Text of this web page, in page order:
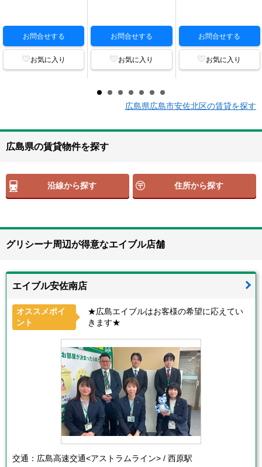
お問合せする
お気に入り
お問合せする
お気に入り
お問合せする
お気に入り
広島県広島市安佐北区の賃貸を探す
広島県の賃貸物件を探す
沿線から探す 住所から探す
グリシーナ周辺が得意なエイブル店舗
エイブル安佐南店
オススメポイ
ント
★広島エイブルはお客様の希望に応えてい
きます★
交通： 広島高速交通<アストラムライン> / 西原駅